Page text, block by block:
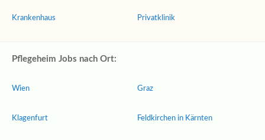
Krankenhaus Privatklinik
Pflegeheim Jobs nach Ort:
Wien
Klagenfurt
Graz
Feldkirchen in Kärnten